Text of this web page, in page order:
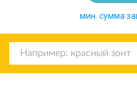
мин. сумма